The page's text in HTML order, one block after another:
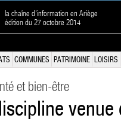
la chaîne d'information en Ariège
édition du 27 octobre 2014
COMMUNES PATRIMOINE LOISIRS
et bien-être
venue